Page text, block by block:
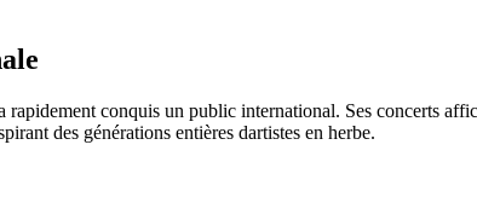
conquis un public international. Ses concerts
des générations entières dartistes en herbe.